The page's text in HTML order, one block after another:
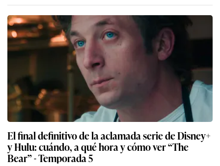
El final definitivo de la aclamada serie de Disney+
y Hulu: cuándo, a qué hora y cómo ver “The
Bear” - Temporada 5